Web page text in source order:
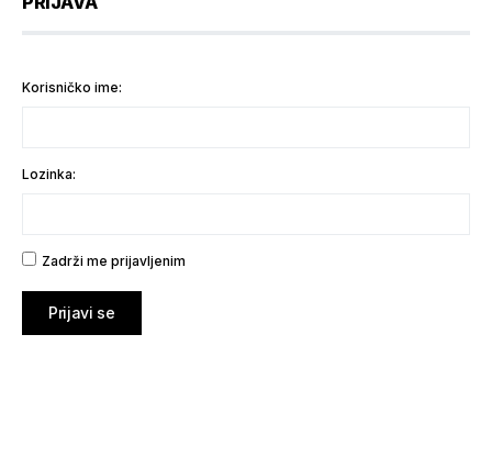
Korisničko ime:
Lozinka:
Zadrži me prijavljenim
Prijavi se